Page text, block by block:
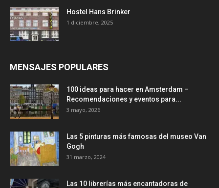
Hostel Hans Brinker
1 diciembre, 2025
MENSAJES POPULARES
100 ideas para hacer en Amsterdam –
Recomendaciones y eventos para...
3 mayo, 2026
Las 5 pinturas más famosas del museo Van
Gogh
31 marzo, 2024
Las 10 librerías más encantadoras de